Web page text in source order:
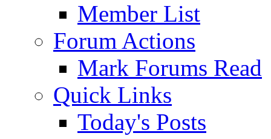
Member List
Forum Actions
Mark Forums Read
Quick Links
Today's Posts